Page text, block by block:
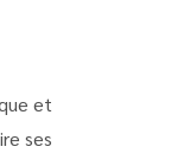
et
ses